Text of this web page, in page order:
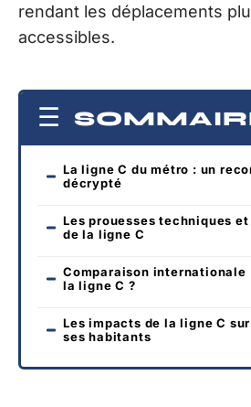
rendant les déplacements
accessibles.
La ligne C du métro : un
décrypté
Les prouesses techniques
de la ligne C
Comparaison internationale
la ligne C ?
Les impacts de la ligne C
ses habitants